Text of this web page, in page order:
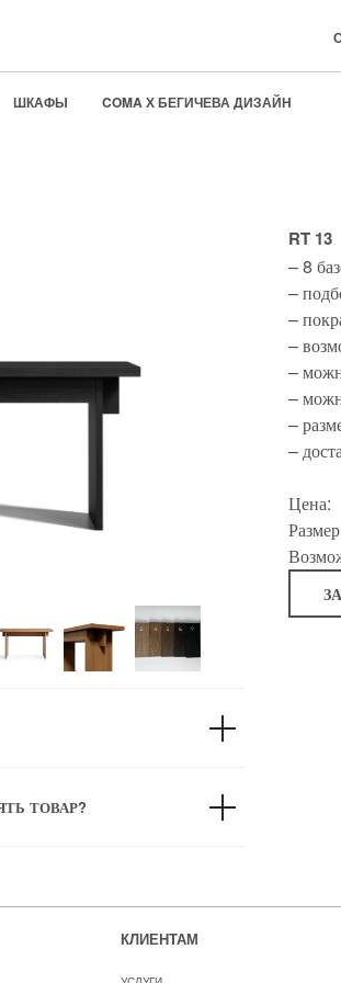
ШКАФЫ COMA Х БЕГИЧЕВА ДИЗАЙН
COMA Х BEGICHEVA DESIGN
RT 13
– 8
–
–
–
–
–
–
–
Цена:
ТОВАР?
КЛИЕНТАМ